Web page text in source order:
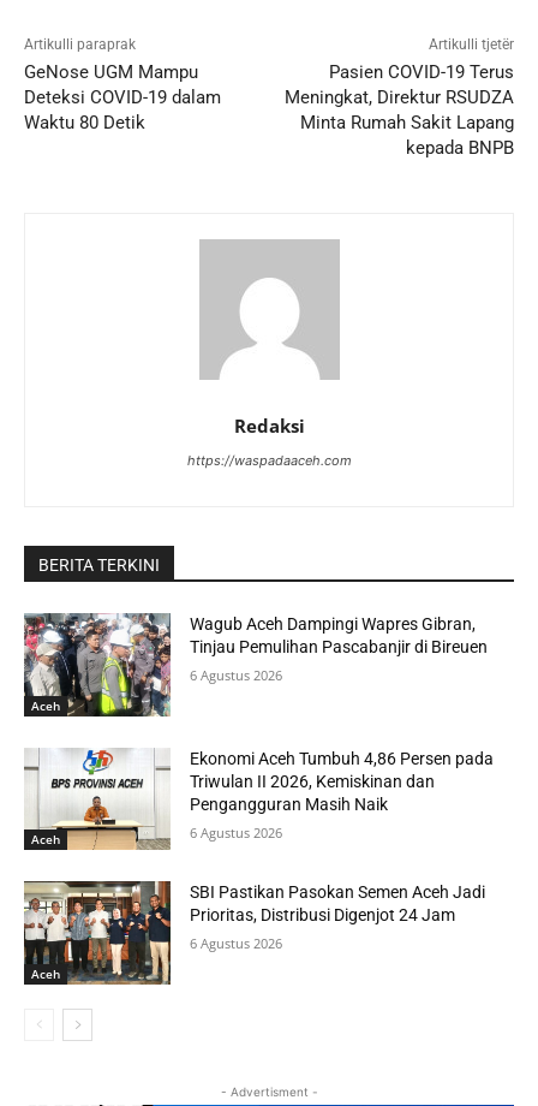
Artikulli paraprak
GeNose UGM Mampu
Deteksi COVID-19 dalam
Waktu 80 Detik
Artikulli tjetër
Pasien COVID-19 Terus
Meningkat, Direktur RSUDZA
Minta Rumah Sakit Lapang
kepada BNPB
Redaksi
https://waspadaaceh.com
BERITA TERKINI
Aceh
Wagub Aceh Dampingi Wapres Gibran,
Tinjau Pemulihan Pascabanjir di Bireuen
6 Agustus 2026
Aceh
Ekonomi Aceh Tumbuh 4,86 Persen pada
Triwulan II 2026, Kemiskinan dan
Pengangguran Masih Naik
6 Agustus 2026
Aceh
SBI Pastikan Pasokan Semen Aceh Jadi
Prioritas, Distribusi Digenjot 24 Jam
6 Agustus 2026
- Advertisment -